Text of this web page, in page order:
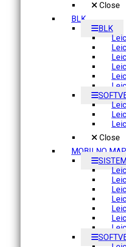
Close
BLK
BLK
Close
MOBILNO
SISTEMI